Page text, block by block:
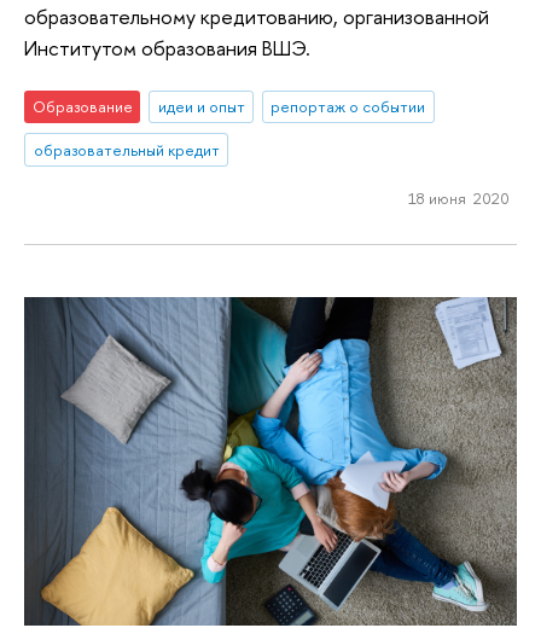
образовательному кредитованию, организованной
Институтом образования ВШЭ.
Образование идеи и опыт
репортаж о событии
образовательный кредит
18 июня 2020